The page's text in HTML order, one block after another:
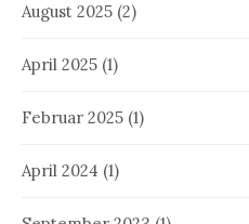
August 2025 (2)
April 2025 (1)
Februar 2025 (1)
April 2024 (1)